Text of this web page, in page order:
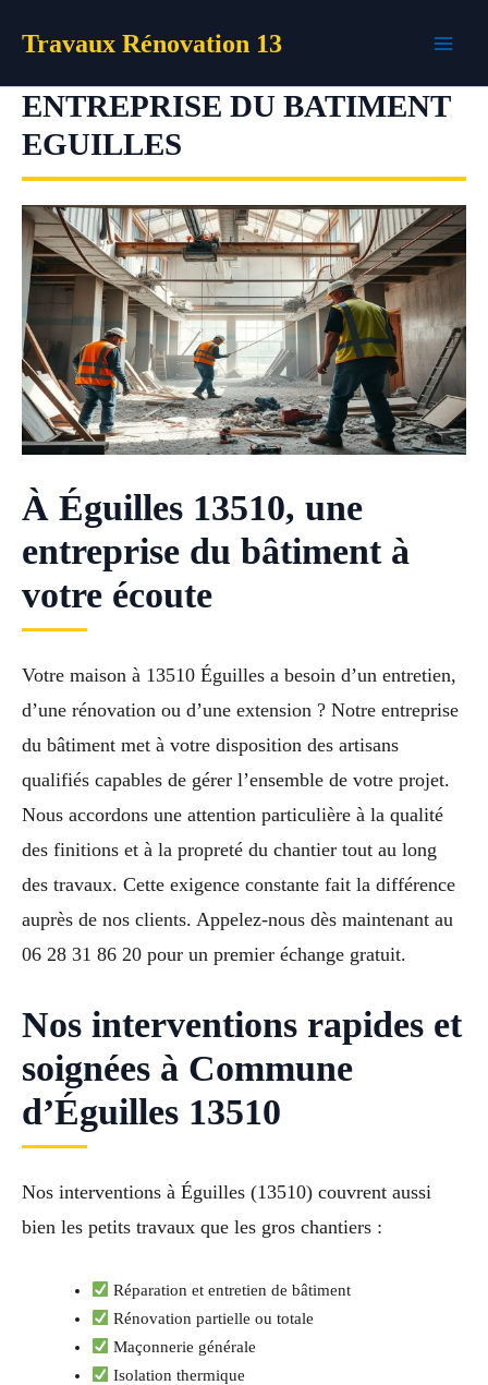
Travaux Rénovation 13
ENTREPRISE DU BATIMENT
EGUILLES
À Éguilles 13510, une
entreprise du bâtiment à
votre écoute
Votre maison à 13510 Éguilles a besoin d’un entretien,
d’une rénovation ou d’une extension ? Notre entreprise
du bâtiment met à votre disposition des artisans
qualifiés capables de gérer l’ensemble de votre projet.
Nous accordons une attention particulière à la qualité
des finitions et à la propreté du chantier tout au long
des travaux. Cette exigence constante fait la différence
auprès de nos clients. Appelez-nous dès maintenant au
06 28 31 86 20 pour un premier échange gratuit.
Nos interventions rapides et
soignées à Commune
d’Éguilles 13510
Nos interventions à Éguilles (13510) couvrent aussi
bien les petits travaux que les gros chantiers :
Réparation et entretien de bâtiment
Rénovation partielle ou totale
Maçonnerie générale
Isolation thermique